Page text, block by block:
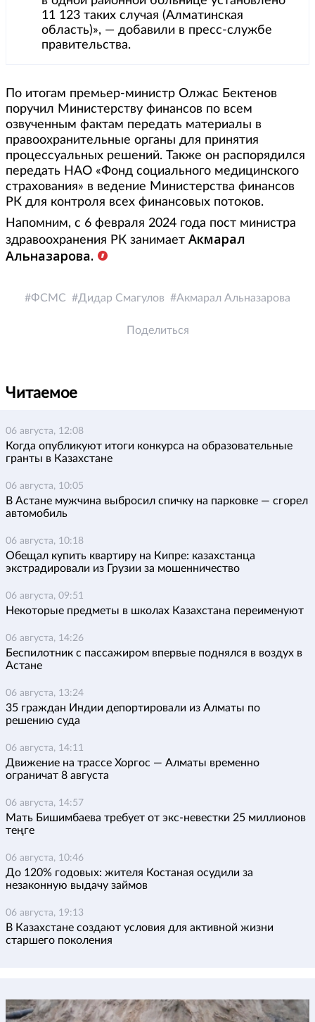
11 123 таких случая (Алматинская
область)», — добавили в пресс-службе
правительства.
По итогам премьер-министр Олжас Бектенов
поручил Министерству финансов по всем
озвученным фактам передать материалы в
правоохранительные органы для принятия
процессуальных решений. Также он распорядился
передать НАО «Фонд социального медицинского
страхования» в ведение Министерства финансов
РК для контроля всех финансовых потоков.
Напомним, с 6 февраля 2024 года пост министра
здравоохранения РК занимает Акмарал
Альназарова.
ФСМС Дидар Смагулов Акмарал Альназарова
Поделиться
Читаемое
06 августа, 12:08
Когда опубликуют итоги конкурса на образовательные
гранты в Казахстане
06 августа, 10:05
В Астане мужчина выбросил спичку на парковке — сгорел
автомобиль
06 августа, 10:18
Обещал купить квартиру на Кипре: казахстанца
экстрадировали из Грузии за мошенничество
06 августа, 09:51
Некоторые предметы в школах Казахстана переименуют
06 августа, 14:26
Беспилотник с пассажиром впервые поднялся в воздух в
Астане
06 августа, 13:24
35 граждан Индии депортировали из Алматы по
решению суда
06 августа, 14:11
Движение на трассе Хоргос — Алматы временно
ограничат 8 августа
06 августа, 14:57
Мать Бишимбаева требует от экс-невестки 25 миллионов
теңге
06 августа, 10:46
До 120% годовых: жителя Костаная осудили за
незаконную выдачу займов
06 августа, 19:13
В Казахстане создают условия для активной жизни
старшего поколения